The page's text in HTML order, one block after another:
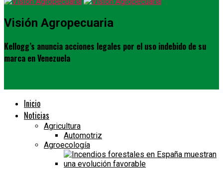
Visión Agropecuaria
Kellogg’s anuncia acciones legales por el uso indebido de su
marca en Venezuela
Inicio
Noticias
Agricultura
Automotriz
Agroecología